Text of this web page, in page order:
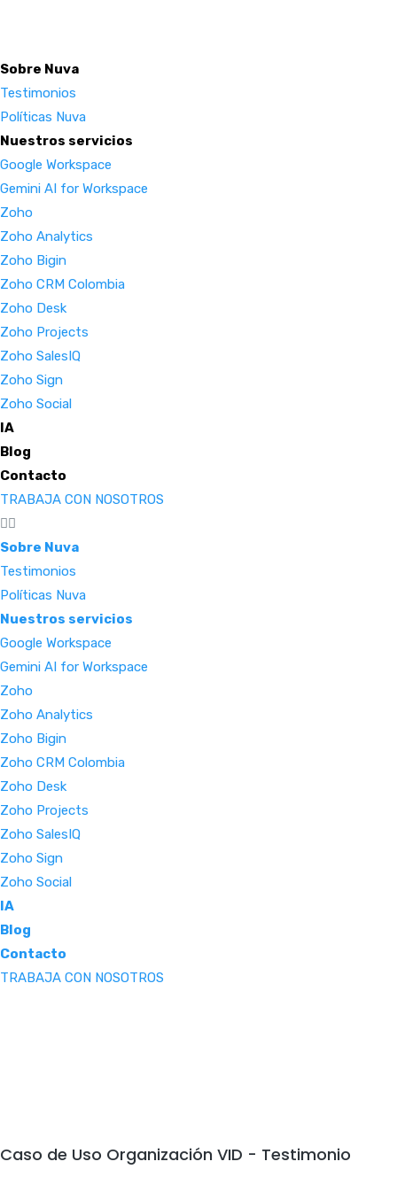
Sobre Nuva
Testimonios
Políticas Nuva
Nuestros servicios
Google Workspace
Gemini AI for Workspace
Zoho
Zoho Analytics
Zoho Bigin
Zoho CRM Colombia
Zoho Desk
Zoho Projects
Zoho SalesIQ
Zoho Sign
Zoho Social
IA
Blog
Contacto
TRABAJA CON NOSOTROS
Sobre Nuva
Testimonios
Políticas Nuva
Nuestros servicios
Google Workspace
Gemini AI for Workspace
Zoho
Zoho Analytics
Zoho Bigin
Zoho CRM Colombia
Zoho Desk
Zoho Projects
Zoho SalesIQ
Zoho Sign
Zoho Social
IA
Blog
Contacto
TRABAJA CON NOSOTROS
Caso de Uso Organización VID - Testimonio